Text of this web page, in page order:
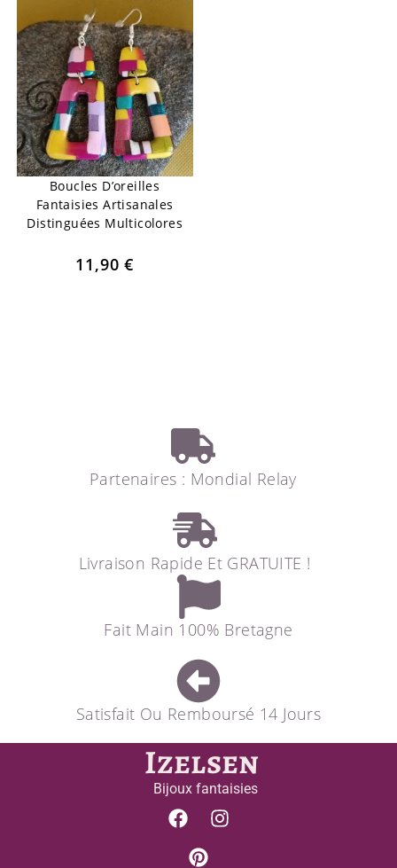
Boucles D’oreilles
Fantaisies Artisanales
Distinguées Multicolores
11,90€
Partenaires : Mondial Relay
Livraison Rapide Et GRATUITE !
Fait Main 100% Bretagne
Satisfait Ou Remboursé 14 Jours
Izelsen
Bijoux fantaisies